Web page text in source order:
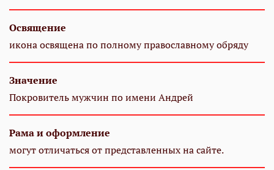
Освящение
икона освящена по полному православному обряду
Значение
Покровитель мужчин по имени Андрей
Рама и оформление
могут отличаться от представленных на сайте.